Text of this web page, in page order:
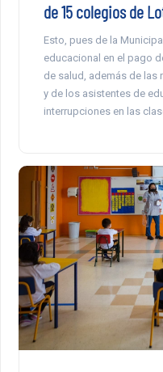
de 15 colegios de
Esto, pues de la
educacional en el pago
de salud, además de las
y de los asistentes de
interrupciones en las